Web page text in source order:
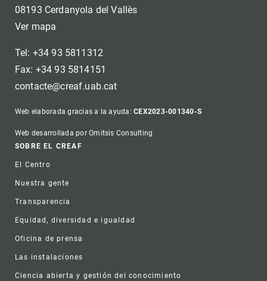
08193 Cerdanyola del Vallès
Ver mapa
Tel: +34 93 5811312
Fax: +34 93 5814151
contacte@creaf.uab.cat
Web elaborada gracias a la ayuda:CEX2023-001340-S
Web desarrollada por Omitsis Consulting
Footer
SOBRE EL CREAF
El Centro
Nuestra gente
Transparencia
Equidad, diversidad e igualdad
Oficina de prensa
Las instalaciones
Ciencia abierta y gestión del conocimiento